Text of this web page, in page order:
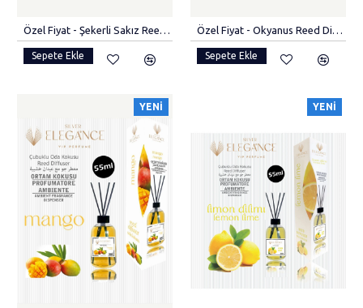
Sepete Ekle Sepete Ekle
YENI YENI